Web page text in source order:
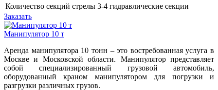
Количество секций стрелы 3-4 гидравлические секции
Заказать
Манипулятор 10 т
Аренда манипулятора 10 тонн – это востребованная услуга в
Москве и Московской области. Манипулятор представляет
собой специализированный грузовой автомобиль,
оборудованный краном манипулятором для погрузки и
разгрузки различных грузов.